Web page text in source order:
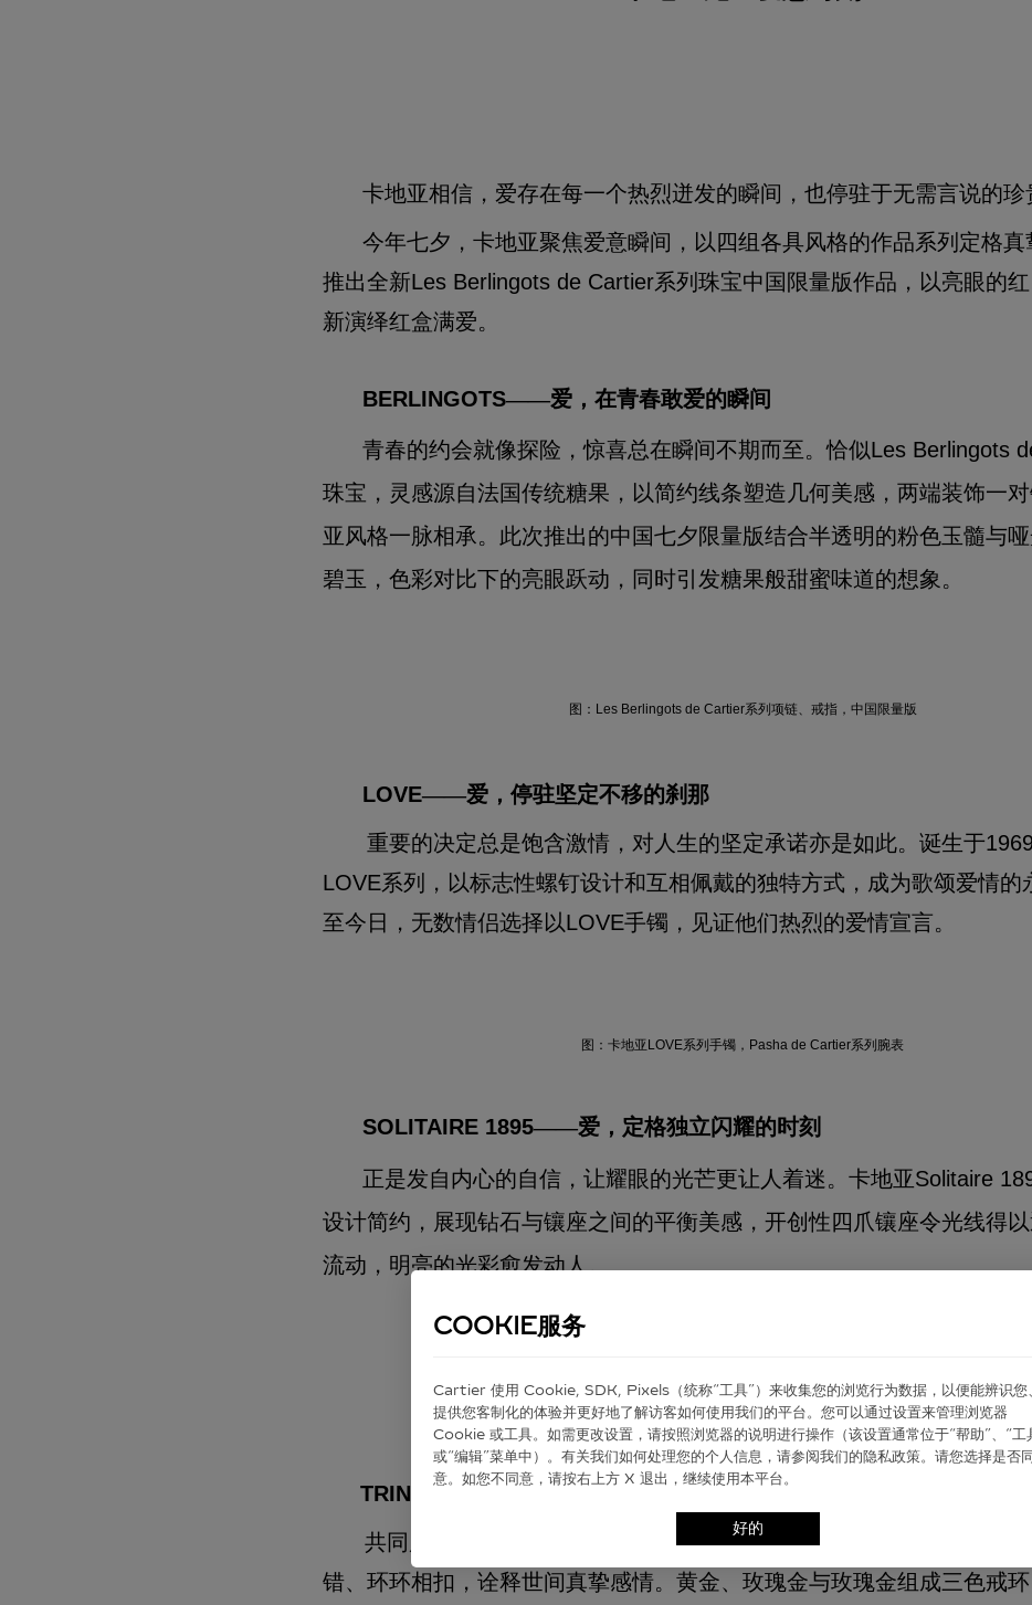
卡地亚相信，爱存在每一个热烈迸发的瞬间，也停驻于无需言说的珍
今年七夕，卡地亚聚焦爱意瞬间，以四组各具风格的作品系列定格真
推出全新Les Berlingots de Cartier系列珠宝中国限量版作品，以亮眼的
新演绎红盒满爱。
BERLINGOTS——爱，在青春敢爱的瞬间
青春的约会就像探险，惊喜总在瞬间不期而至。恰似Les Berlingots
珠宝，灵感源自法国传统糖果，以简约线条塑造几何美感，两端装饰一
亚风格一脉相承。此次推出的中国七夕限量版结合半透明的粉色玉髓与
碧玉，色彩对比下的亮眼跃动，同时引发糖果般甜蜜味道的想象。
图：Les Berlingots de Cartier系列项链、戒指，中国限量版
LOVE——爱，停驻坚定不移的刹那
重要的决定总是饱含激情，对人生的坚定承诺亦是如此。诞生于
LOVE系列，以标志性螺钉设计和互相佩戴的独特方式，成为歌颂爱情的
至今日，无数情侣选择以LOVE手镯，见证他们热烈的爱情宣言。
图：卡地亚LOVE系列手镯，Pasha de Cartier系列腕表
SOLITAIRE 1895——爱，定格独立闪耀的时刻
正是发自内心的自信，让耀眼的光芒更让人着迷。卡地亚Solitaire
设计简约，展现钻石与镶座之间的平衡美感，开创性四爪镶座令光线得
流动，明亮的光彩愈发动人。
图：卡地亚Solitaire 1895系列订婚钻戒
Tank Louis Cartier系列腕表
TRINITY —— 爱，存在温情守护的片刻
共同度过的日常，构筑起留给彼此的温柔和回忆。卡地亚Trinity系列
错、环环相扣，诠释世间真挚感情。黄金、玫瑰金与玫瑰金组成三色戒
COOKIE服务
Cartier 使⽤ Cookie, SDK, Pixels（统称“⼯具”）来收集您的浏览⾏为数据，以便能辨识您
提供您客制化的体验并更好地了解访客如何使⽤我们的平台。您可以通过设置来管理浏览器
Cookie 或⼯具。如需更改设置，请按照浏览器的说明进⾏操作（该设置通常位于“帮助”、“⼯
或“编辑”菜单中）。有关我们如何处理您的个⼈信息，请参阅我们的隐私政策。请您选择是否同
意。如您不同意，请按右上⽅ X 退出，继续使⽤本平台。
好的